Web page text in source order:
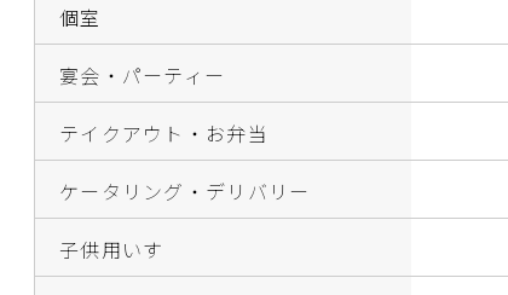
個室
宴会・パーティー
テイクアウト・お弁当
ケータリング・デリバリー
子供用いす